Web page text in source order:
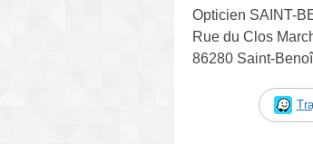
Opticien SAINT-
Rue du Clos
86280 Saint-